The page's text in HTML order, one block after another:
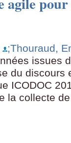
;Thouraud,
issues
du discours
ICODOC
la collecte